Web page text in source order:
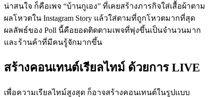
น่าสนใจ ก็คือเพจ “บ้านกูเอง” ที่เคยสร้างภารกิจใส่เสื้อผ้าตาม
ผลโหวตใน Instagram Story แล้วใส่ตามที่ถูกโหวตมากที่สุด
ผลลัพธ์ของ Poll นี้คือยอดติดตามเพจที่พุ่งขึ้นเป็นจำนวนมาก
และร้านค้าที่มีคนรู้จักมากขึ้น
สร้างคอนเทนต์เรียลไทม์ ด้วยการ LIVE
เพื่อความเรียลไทม์สูงสุด ก็อาจสร้างคอนเทนต์ในรูปแบบ